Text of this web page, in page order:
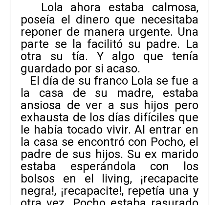
Lola ahora estaba calmosa,
poseía el dinero que necesitaba
reponer de manera urgente. Una
parte se la facilitó su padre. La
otra su tía. Y algo que tenía
guardado por si acaso.
El día de su franco Lola se fue a
la casa de su madre, estaba
ansiosa de ver a sus hijos pero
exhausta de los días difíciles que
le había tocado vivir. Al entrar en
la casa se encontró con Pocho, el
padre de sus hijos. Su ex marido
estaba esperándola con los
bolsos en el living, ¡recapacite
negra!, ¡recapacite!, repetía una y